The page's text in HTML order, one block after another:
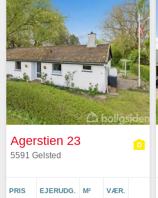
Agerstien 23
5591 Gelsted
PRIS
EJERUDG.
M²
VÆR.